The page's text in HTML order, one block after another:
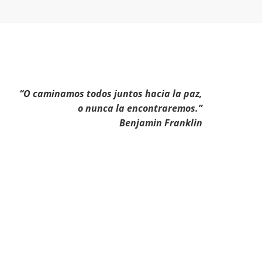
“O caminamos todos juntos hacia la paz,
o nunca la encontraremos.”
Benjamin Franklin